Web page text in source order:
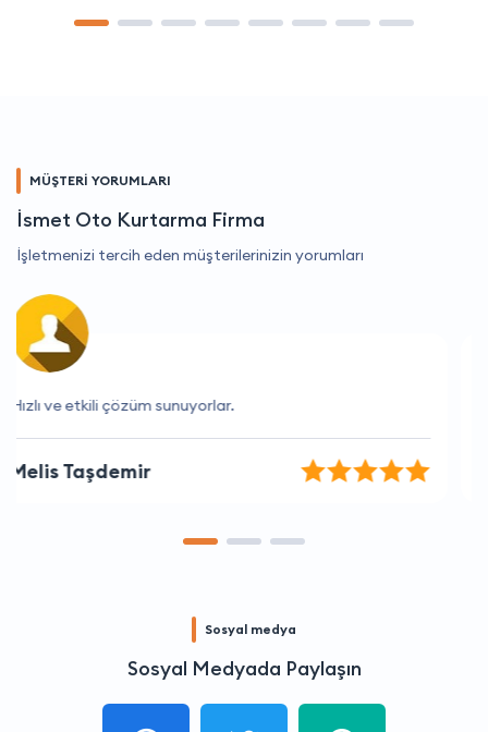
MÜŞTERİ YORUMLARI
İsmet Oto Kurtarma Firma
İşletmenizi tercih eden müşterilerinizin yorumları
Kaliteli hizmetleri için teşekkür ederim
Merve Kaya
Sosyal medya
Sosyal Medyada Paylaşın